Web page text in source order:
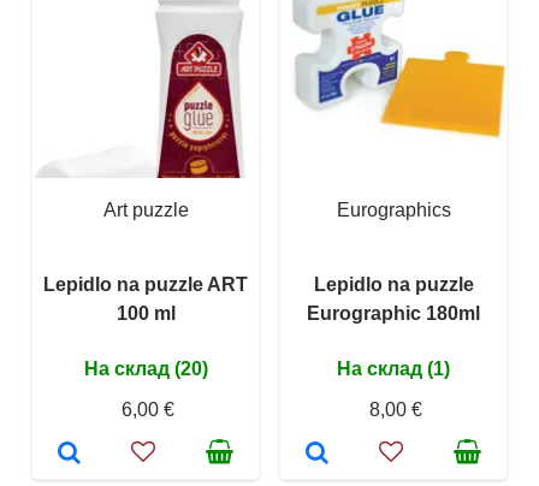
Art puzzle
Lepidlo na puzzle ART
100 ml
На склад (20)
6,00 €
Eurographics
Lepidlo na puzzle
Eurographic 180ml
На склад (1)
8,00 €